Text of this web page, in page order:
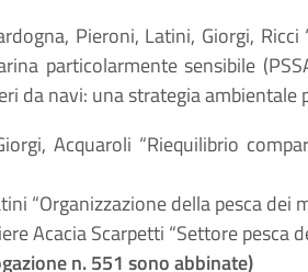
Pieroni, Latini, Giorgi, Ricci
particolarmente sensibile
da navi: una strategia ambientale
Acquaroli “Riequilibrio
“Organizzazione della pesca dei
Acacia Scarpetti “Settore pesca
n. 551 sono abbinate)